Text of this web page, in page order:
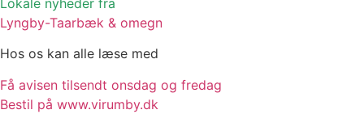
Lyngby-Taarbæk & omegn
Hos os kan alle læse med
Få avisen tilsendt onsdag og fredag
Bestil på www.virumby.dk